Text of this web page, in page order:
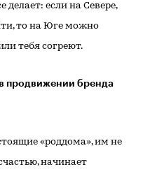
делает: если на Севере,
то на Юге можно
тебя согреют.
продвижении бренда
«роддома», им не
начинает